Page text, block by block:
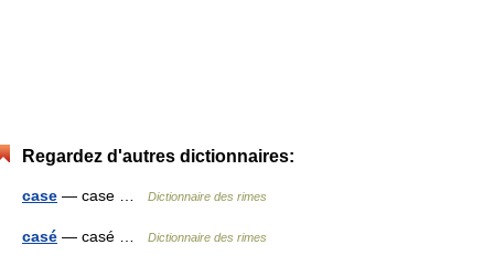
Regardez d'autres dictionnaires:
case — case … Dictionnaire des rimes
casé — casé … Dictionnaire des rimes